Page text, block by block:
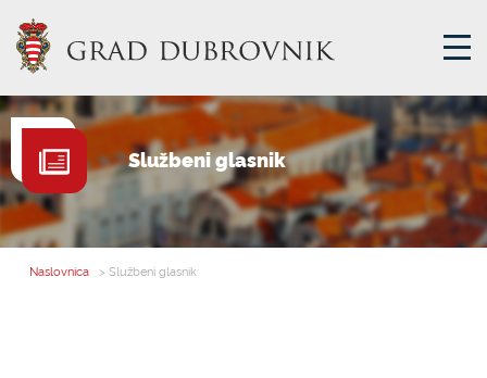
GRADSKA UPRAVA
GRADONAČELNIK
MJESNA SAMOUPRAVA
Službeni glasnik
Naslovnica > Službeni glasnik